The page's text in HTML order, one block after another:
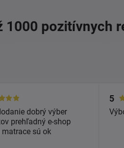
1000 pozitívnych
dobrý výber
prehľadný e-shop
matrace sú ok
5